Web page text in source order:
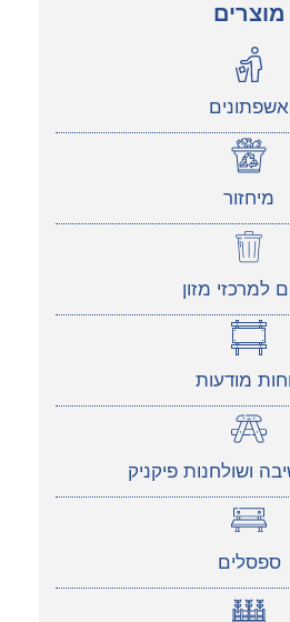
מוצרים
אשפתונים
מיחזור
למרכזי מזון
מודעות
ושולחנות פיקניק
ספסלים